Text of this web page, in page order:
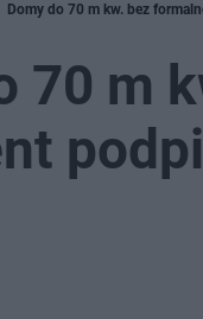
Domy do 70 m kw. bez
70 m